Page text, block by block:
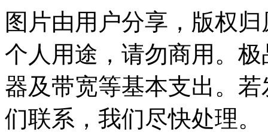
图片由用户分享，版权
个人用途，请勿商用。
器及带宽等基本支出。
们联系，我们尽快处理。